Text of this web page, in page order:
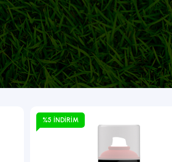
%5 İNDIRIM